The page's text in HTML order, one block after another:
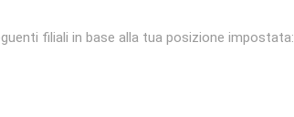
filiali in base alla tua posizione impostata: